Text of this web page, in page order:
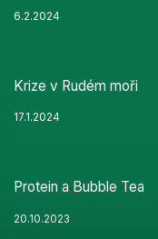
6.2.2024
Krize v Rudém moři
17.1.2024
Protein a Bubble Tea
20.10.2023